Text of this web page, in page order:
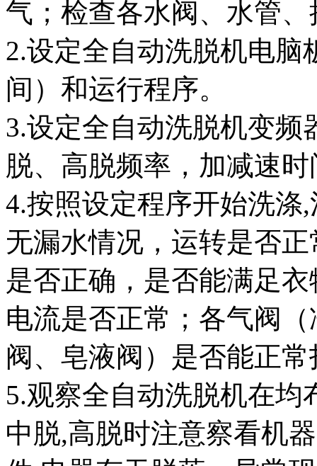
气；检查各水阀、水管
2.设定全自动洗脱机电
间）和运行程序。
3.设定全自动洗脱机变
脱、高脱频率，加减速
4.按照设定程序开始洗涤
无漏水情况，运转是否
是否正确，是否能满足
电流是否正常；各气阀
阀、皂液阀）是否能正常
5.观察全自动洗脱机在
中脱,高脱时注意察看机